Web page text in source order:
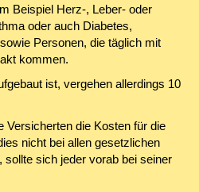
Beispiel Herz-, Leber- oder
oder auch Diabetes,
Personen, die täglich mit
kommen.
ist, vergehen allerdings 10
Versicherten die Kosten für die
nicht bei allen gesetzlichen
sich jeder vorab bei seiner